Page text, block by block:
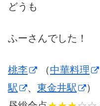
どうも
ふーさんでした！
桃李 （中華料理
駅
、 東金井駅
）